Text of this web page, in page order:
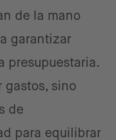
de la mano
garantizar
presupuestaria.
gastos, sino
de
para equilibrar